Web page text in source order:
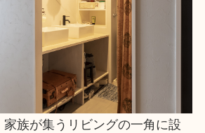
家族が集うリビングの一角に設